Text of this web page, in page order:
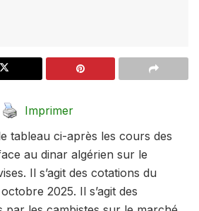
Imprimer
tableau ci-après les cours des
au dinar algérien sur le
Il s’agit des cotations du
2025. Il s’agit des